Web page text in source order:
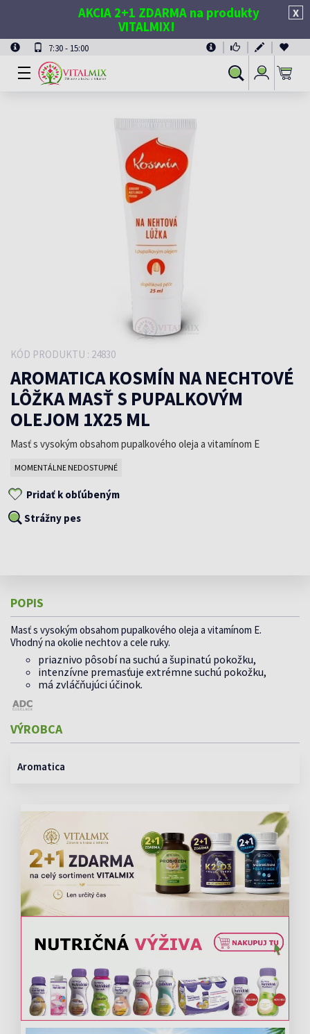
X
AKCIA 2+1 ZDARMA na produkty
VITALMIX!
7:30 - 15:00
Vyhľadávanie
Prihlásiť
sa
KÓD PRODUKTU : 24830
AROMATICA KOSMÍN NA NECHTOVÉ
LÔŽKA MASŤ S PUPALKOVÝM
OLEJOM 1X25 ML
Masť s vysokým obsahom pupalkového oleja a vitamínom E
MOMENTÁLNE NEDOSTUPNÉ
Pridať k obľúbeným
Strážny pes
POPIS
Masť s vysokým obsahom pupalkového oleja a vitamínom E.
Vhodný na okolie nechtov a cele ruky.
priaznivo pôsobí na suchú a šupinatú pokožku,
intenzívne premasťuje extrémne suchú pokožku,
má zvláčňujúci účinok.
VÝROBCA
Aromatica